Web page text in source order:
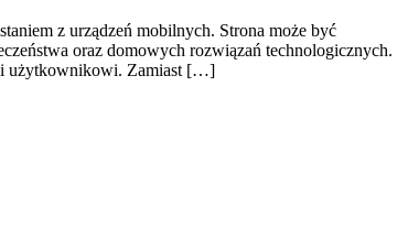
z urządzeń mobilnych. Strona może być
oraz domowych rozwiązań technologicznych.
użytkownikowi. Zamiast […]